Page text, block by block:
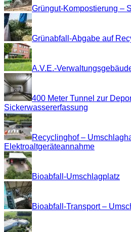
Grüngut-Kompostierung –
Grünabfall-Abgabe auf
A.V.E.-
400 Meter Tunnel zur
Sickerwassererfassung
Recyclinghof –
Elektroaltgeräteannahme
Bioabfall-Umschlagplatz
Bioabfall-Transport –